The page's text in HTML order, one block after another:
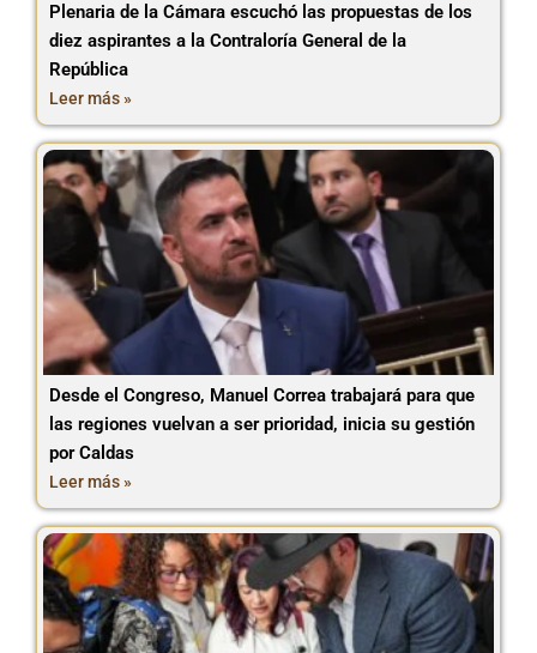
Plenaria de la Cámara escuchó las propuestas de los
diez aspirantes a la Contraloría General de la
República
Leer más »
Desde el Congreso, Manuel Correa trabajará para que
las regiones vuelvan a ser prioridad, inicia su gestión
por Caldas
Leer más »